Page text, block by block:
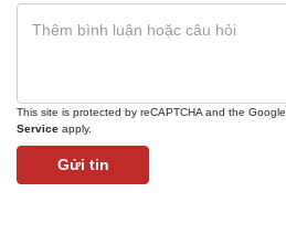
This site is protected by reCAPTCHA and the Google
Service apply.
Gửi tin